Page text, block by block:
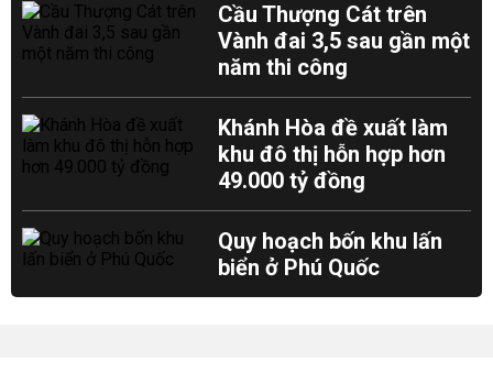
Cầu Thượng Cát trên
Vành đai 3,5 sau gần một
năm thi công
Khánh Hòa đề xuất làm
khu đô thị hỗn hợp hơn
49.000 tỷ đồng
Quy hoạch bốn khu lấn
biển ở Phú Quốc